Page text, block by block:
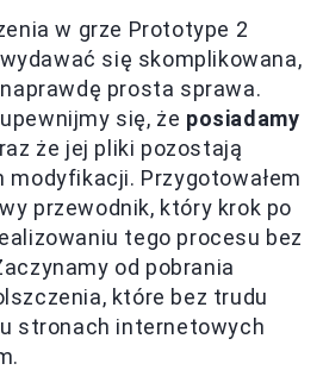
w grze Prototype 2
się skomplikowana,
prosta sprawa.
się, że posiadamy
że jej pliki pozostają
modyfikacji. Przygotowałem
przewodnik, który krok po
tego procesu bez
od pobrania
które bez trudu
stronach internetowych